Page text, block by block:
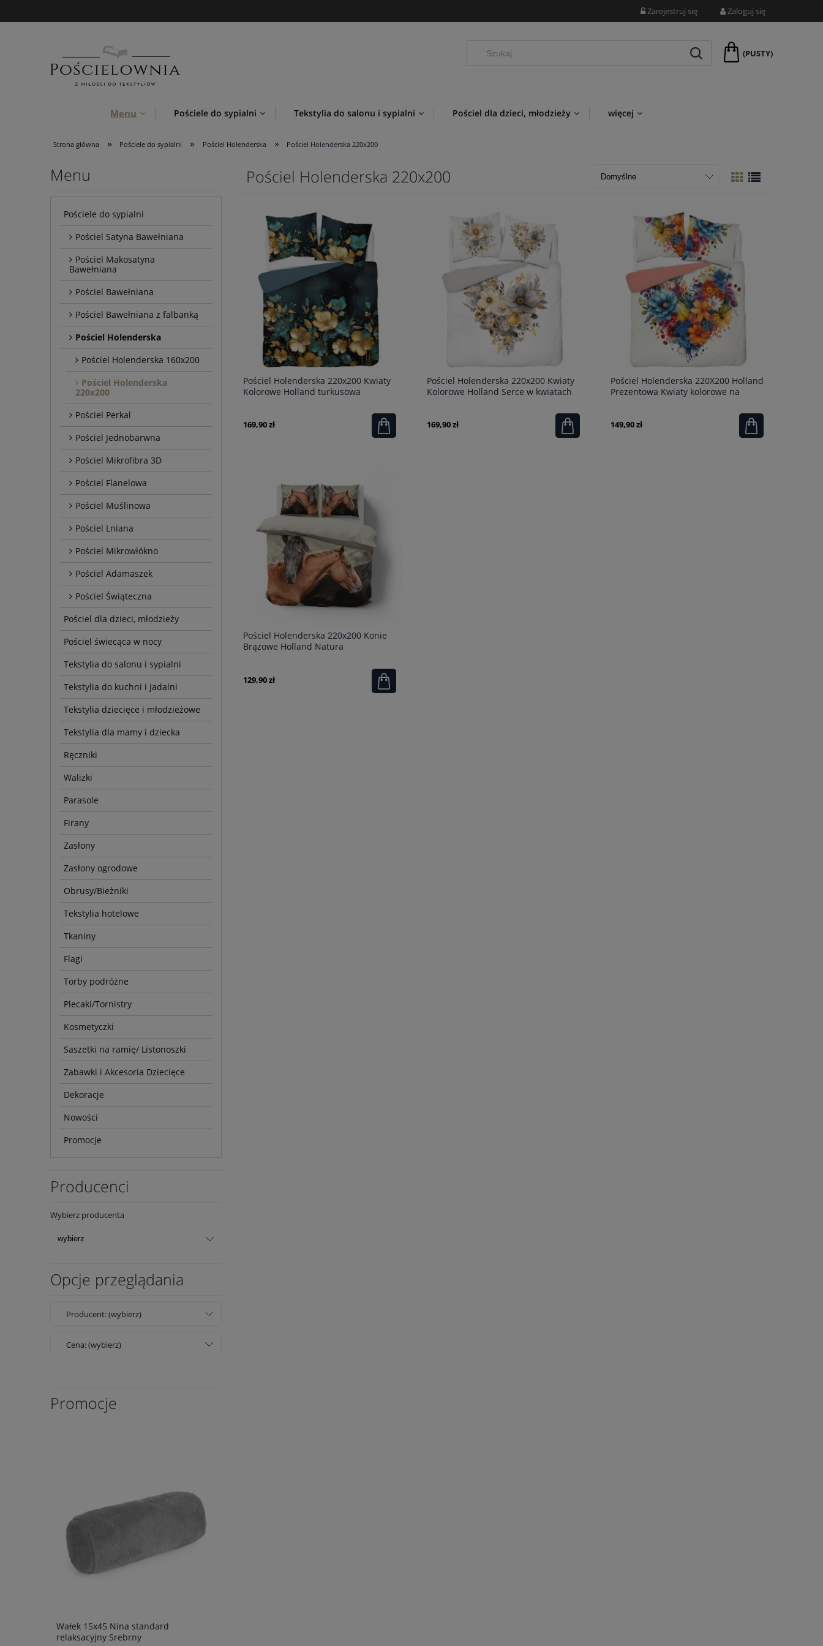
Zarejestruj się Zaloguj się
(PUSTY)
Menu Pościele do sypialni Tekstylia do salonu i sypialni Pościel dla dzieci, młodzieży więcej
Strona główna » Pościele do sypialni » Pościel Holenderska » Pościel Holenderska 220x200
Menu
Pościele do sypialni
Pościel Satyna Bawełniana
Pościel Makosatyna
Bawełniana
Pościel Bawełniana
Pościel Bawełniana z falbanką
Pościel Holenderska
Pościel Holenderska 160x200
Pościel Holenderska
220x200
Pościel Perkal
Pościel Jednobarwna
Pościel Mikrofibra 3D
Pościel Flanelowa
Pościel Muślinowa
Pościel Lniana
Pościel Mikrowłókno
Pościel Adamaszek
Pościel Świąteczna
Pościel dla dzieci, młodzieży
Pościel świecąca w nocy
Tekstylia do salonu i sypialni
Tekstylia do kuchni i jadalni
Tekstylia dziecięce i młodzieżowe
Tekstylia dla mamy i dziecka
Ręczniki
Walizki
Parasole
Firany
Zasłony
Zasłony ogrodowe
Obrusy/Bieżniki
Tekstylia hotelowe
Tkaniny
Flagi
Torby podróżne
Plecaki/Tornistry
Kosmetyczki
Saszetki na ramię/ Listonoszki
Zabawki i Akcesoria Dziecięce
Dekoracje
Nowości
Promocje
Producenci
Wybierz producenta
Opcje przeglądania
Producent: (wybierz)
Cena: (wybierz)
Promocje
Wałek 15x45 Nina standard
relaksacyjny Srebrny
Pościel Holenderska 220x200
Pościel Holenderska 220x200 Kwiaty
Kolorowe Holland turkusowa
169,90 zł
Pościel Holenderska 220x200 Kwiaty
Kolorowe Holland Serce w kwiatach
169,90 zł
Pościel Holenderska 220X200 Holland
Prezentowa Kwiaty kolorowe na
149,90 zł
Pościel Holenderska 220x200 Konie
Brązowe Holland Natura
129,90 zł